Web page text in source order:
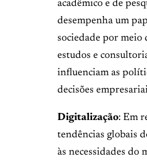
acadêmico e de
desempenha um
sociedade por meio
estudos e
influenciam as
decisões
Digitalização: Em
tendências globais
às necessidades do